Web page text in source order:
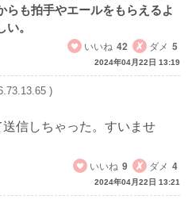
らも拍手やエールをもらえるよ
。
いいね 42 ダメ 5
2024年04月22日 13:19
)
信しちゃった。すいませ
いいね 9 ダメ 4
2024年04月22日 13:21